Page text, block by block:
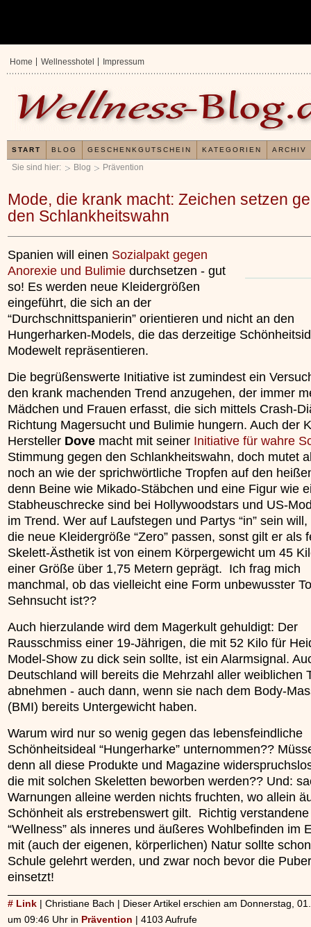
Sie sind hier: Blog Prävention
Mode, die krank macht: Zeichen setzen
den Schlankheitswahn
Spanien will einen Sozialpakt gegen
Anorexie und Bulimie durchsetzen - gut
so! Es werden neue Kleidergrößen
eingeführt, die sich an der
“Durchschnittspanierin” orientieren und nicht an den
Hungerharken-Models, die das derzeitige
Modewelt repräsentieren.
Die begrüßenswerte Initiative ist zumindest ein
den krank machenden Trend anzugehen, der immer
Mädchen und Frauen erfasst, die sich mittels Crash-
Richtung Magersucht und Bulimie hungern. Auch der
Hersteller Dove macht mit seiner Initiative für wahre
Stimmung gegen den Schlankheitswahn, doch mutet
noch an wie der sprichwörtliche Tropfen auf den
denn Beine wie Mikado-Stäbchen und eine Figur wie
Stabheuschrecke sind bei Hollywoodstars und US-
im Trend. Wer auf Laufstegen und Partys “in” sein
die neue Kleidergröße “Zero” passen, sonst gilt er als
Skelett-Ästhetik ist von einem Körpergewicht um 45
einer Größe über 1,75 Metern geprägt. Ich frag mich
manchmal, ob das vielleicht eine Form unbewusster
Sehnsucht ist??
Auch hierzulande wird dem Magerkult gehuldigt: Der
Rausschmiss einer 19-Jährigen, die mit 52 Kilo für
Model-Show zu dick sein sollte, ist ein Alarmsignal.
Deutschland will bereits die Mehrzahl aller weiblichen
abnehmen - auch dann, wenn sie nach dem Body-
(BMI) bereits Untergewicht haben.
Warum wird nur so wenig gegen das lebensfeindliche
Schönheitsideal “Hungerharke” unternommen??
denn all diese Produkte und Magazine
die mit solchen Skeletten beworben werden?? Und:
Warnungen alleine werden nichts fruchten, wo allein
Schönheit als erstrebenswert gilt. Richtig verstandene
“Wellness” als inneres und äußeres Wohlbefinden im
mit (auch der eigenen, körperlichen) Natur sollte
Schule gelehrt werden, und zwar noch bevor die
einsetzt!
# Link | Christiane Bach | Dieser Artikel erschien am Donnerstag,
um 09:46 Uhr in Prävention | 4103 Aufrufe
»»»
Home Wellnesshotel Impressum
START BLOG GESCHENKGUTSCHEIN KATEGORIEN ARCHIV